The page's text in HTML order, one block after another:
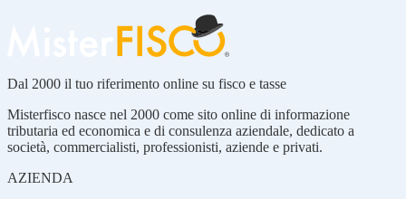
Dal 2000 il tuo riferimento online su fisco e tasse
Misterfisco nasce nel 2000 come sito online di informazione
tributaria ed economica e di consulenza aziendale, dedicato a
società, commercialisti, professionisti, aziende e privati.
AZIENDA